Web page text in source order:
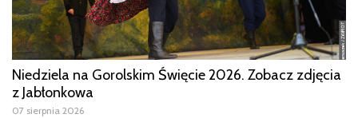
Niedziela na Gorolskim Święcie 2026. Zobacz zdjęcia
z Jabłonkowa
07 sierpnia 2026